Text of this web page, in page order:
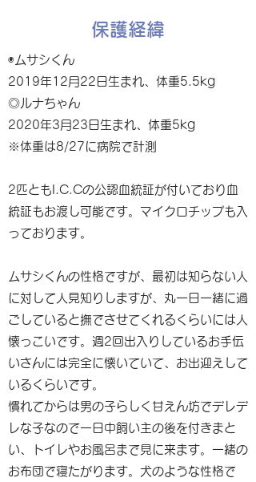
保護経緯
◉ムサシくん
2019年12月22日生まれ、体重5.5kg
◎ルナちゃん
2020年3月23日生まれ、体重5kg
※体重は8/27に病院で計測
2匹ともI.C.Cの公認血統証が付いており血
統証もお渡し可能です。マイクロチップも入
っております。
ムサシくんの性格ですが、最初は知らない人
に対して人見知りしますが、丸一日一緒に過
ごしていると撫でさせてくれるくらいには人
懐っこいです。週2回出入りしているお手伝
いさんには完全に懐いていて、お出迎えして
いるくらいです。
慣れてからは男の子らしく甘えん坊でデレデ
レな子なので一日中飼い主の後を付きまと
い、トイレやお風呂まで見に来ます。一緒の
お布団で寝たがります。犬のような性格で